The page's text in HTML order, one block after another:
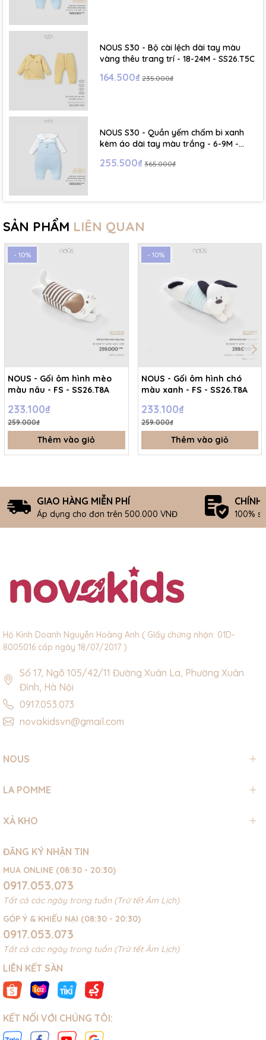
NOUS S30 - Bộ cài lệch dài tay màu
vàng thêu trang trí - 18-24M - SS26.T5C
164.500₫ 235.000₫
NOUS S30 - Quần yếm chấm bi xanh
kèm áo dài tay màu trắng - 6-9M -
255.500₫ 365.000₫
SẢN PHẨM LIÊN QUAN
- 10%
NOUS - Gối ôm hình mèo
màu nâu - FS - SS26.T8A
233.100₫
259.000₫
Thêm vào giỏ
- 10%
NOUS - Gối ôm hình chó
màu xanh - FS - SS26.T8A
233.100₫
259.000₫
Thêm vào giỏ
GIAO HÀNG MIỄN PHÍ
Áp dụng cho đơn trên 500.000 VNĐ
CHÍNH
100%
Hộ Kinh Doanh Nguyễn Hoàng Anh ( GIấy chứng nhận: 01D-
8005016 cấp ngày 18/07/2017 )
Số 17, Ngõ 105/42/11 Đường Xuân La, Phường Xuân
Đỉnh, Hà Nội
0917.053.073
novakidsvn@gmail.com
NOUS
LA POMME
XẢ KHO
ĐĂNG KÝ NHẬN TIN
MUA ONLINE (08:30 - 20:30)
0917.053.073
Tất cả các ngày trong tuần (Trừ tết Âm Lịch)
GÓP Ý & KHIẾU NẠI (08:30 - 20:30)
0917.053.073
Tất cả các ngày trong tuần (Trừ tết Âm Lịch)
LIÊN KẾT SÀN
KẾT NỐI VỚI CHÚNG TÔI: